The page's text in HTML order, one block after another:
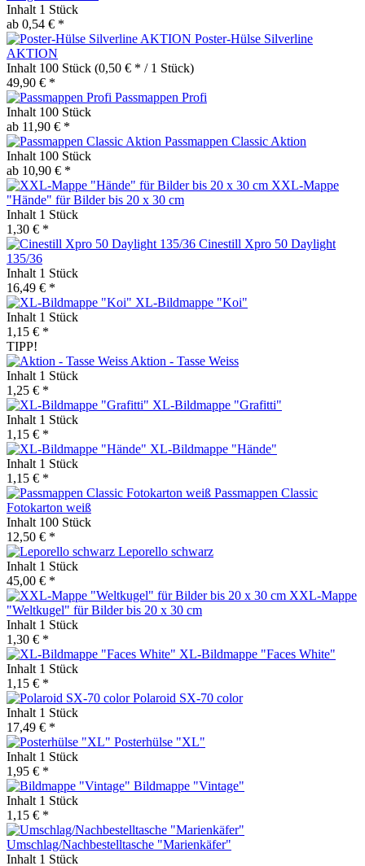
Inhalt 1 Stück
ab 0,54 € *
Poster-Hülse Silverline
AKTION
Inhalt 100 Stück (0,50 € * / 1 Stück)
49,90 € *
Passmappen Profi
Inhalt 100 Stück
ab 11,90 € *
Passmappen Classic Aktion
Inhalt 100 Stück
ab 10,90 € *
XXL-Mappe
"Hände" für Bilder bis 20 x 30 cm
Inhalt 1 Stück
1,30 € *
Cinestill Xpro 50 Daylight
135/36
Inhalt 1 Stück
16,49 € *
XL-Bildmappe "Koi"
Inhalt 1 Stück
1,15 € *
TIPP!
Aktion - Tasse Weiss
Inhalt 1 Stück
1,25 € *
XL-Bildmappe "Grafitti"
Inhalt 1 Stück
1,15 € *
XL-Bildmappe "Hände"
Inhalt 1 Stück
1,15 € *
Passmappen Classic
Fotokarton weiß
Inhalt 100 Stück
12,50 € *
Leporello schwarz
Inhalt 1 Stück
45,00 € *
XXL-Mappe
"Weltkugel" für Bilder bis 20 x 30 cm
Inhalt 1 Stück
1,30 € *
XL-Bildmappe "Faces White"
Inhalt 1 Stück
1,15 € *
Polaroid SX-70 color
Inhalt 1 Stück
17,49 € *
Posterhülse "XL"
Inhalt 1 Stück
1,95 € *
Bildmappe "Vintage"
Inhalt 1 Stück
1,15 € *
Umschlag/Nachbestelltasche "Marienkäfer"
Inhalt 1 Stück